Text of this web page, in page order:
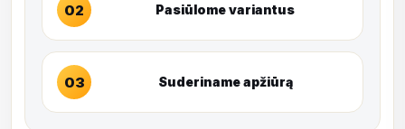
02 Pasiūlome variantus
03 Suderiname apžiūrą